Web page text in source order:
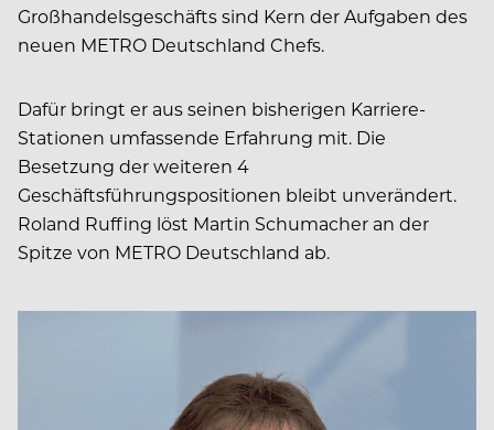
Großhandelsgeschäfts sind Kern der Aufgaben des
neuen METRO Deutschland Chefs.
Dafür bringt er aus seinen bisherigen Karriere-
Stationen umfassende Erfahrung mit. Die
Besetzung der weiteren 4
Geschäftsführungspositionen bleibt unverändert.
Roland Ruffing löst Martin Schumacher an der
Spitze von METRO Deutschland ab.